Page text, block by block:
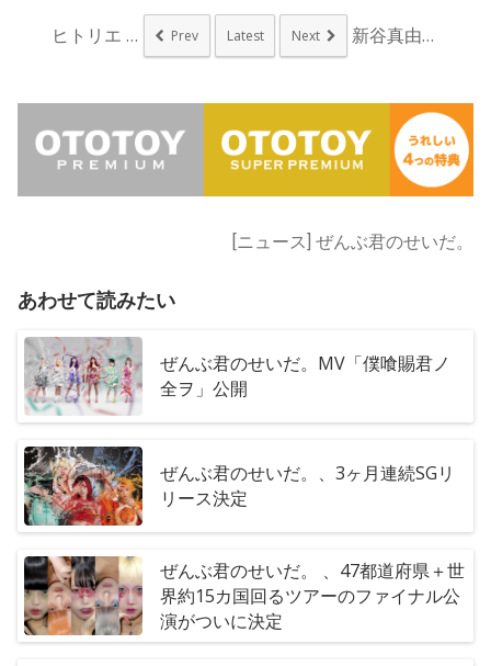
ヒトリエ TVアニメ... Prev Latest Next 新谷真由ら5人組アイ...
[ニュース] ぜんぶ君のせいだ。
あわせて読みたい
ぜんぶ君のせいだ。MV「僕喰賜君ノ
全ヲ」公開
ぜんぶ君のせいだ。、3ヶ月連続SGリ
リース決定
ぜんぶ君のせいだ。 、47都道府県＋世
界約15カ国回るツアーのファイナル公
演がついに決定